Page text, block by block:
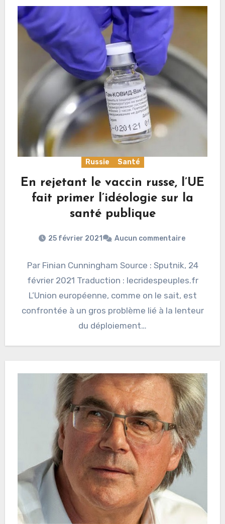
Russie Santé
En rejetant le vaccin russe, l’UE
fait primer l’idéologie sur la
santé publique
25 février 2021 Aucun commentaire
Par Finian Cunningham Source : Sputnik, 24
février 2021 Traduction : lecridespeuples.fr
L’Union européenne, comme on le sait, est
confrontée à un gros problème lié à la lenteur
du déploiement…